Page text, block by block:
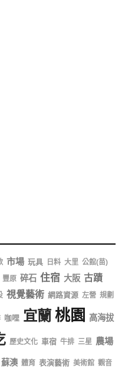
市場 玩具 日料 大里 公館(苗)
豐原 碎石 住宿 大阪 古蹟
視覺藝術 網路資源 左營 規劃
咖哩 宜蘭 桃園 高海拔
歷史文化 車宿 牛排 三星 農場
蘇澳 體育 表演藝術 美術館 觀音